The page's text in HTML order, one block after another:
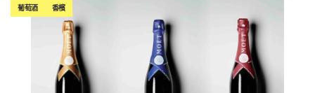
葡萄酒 香檳